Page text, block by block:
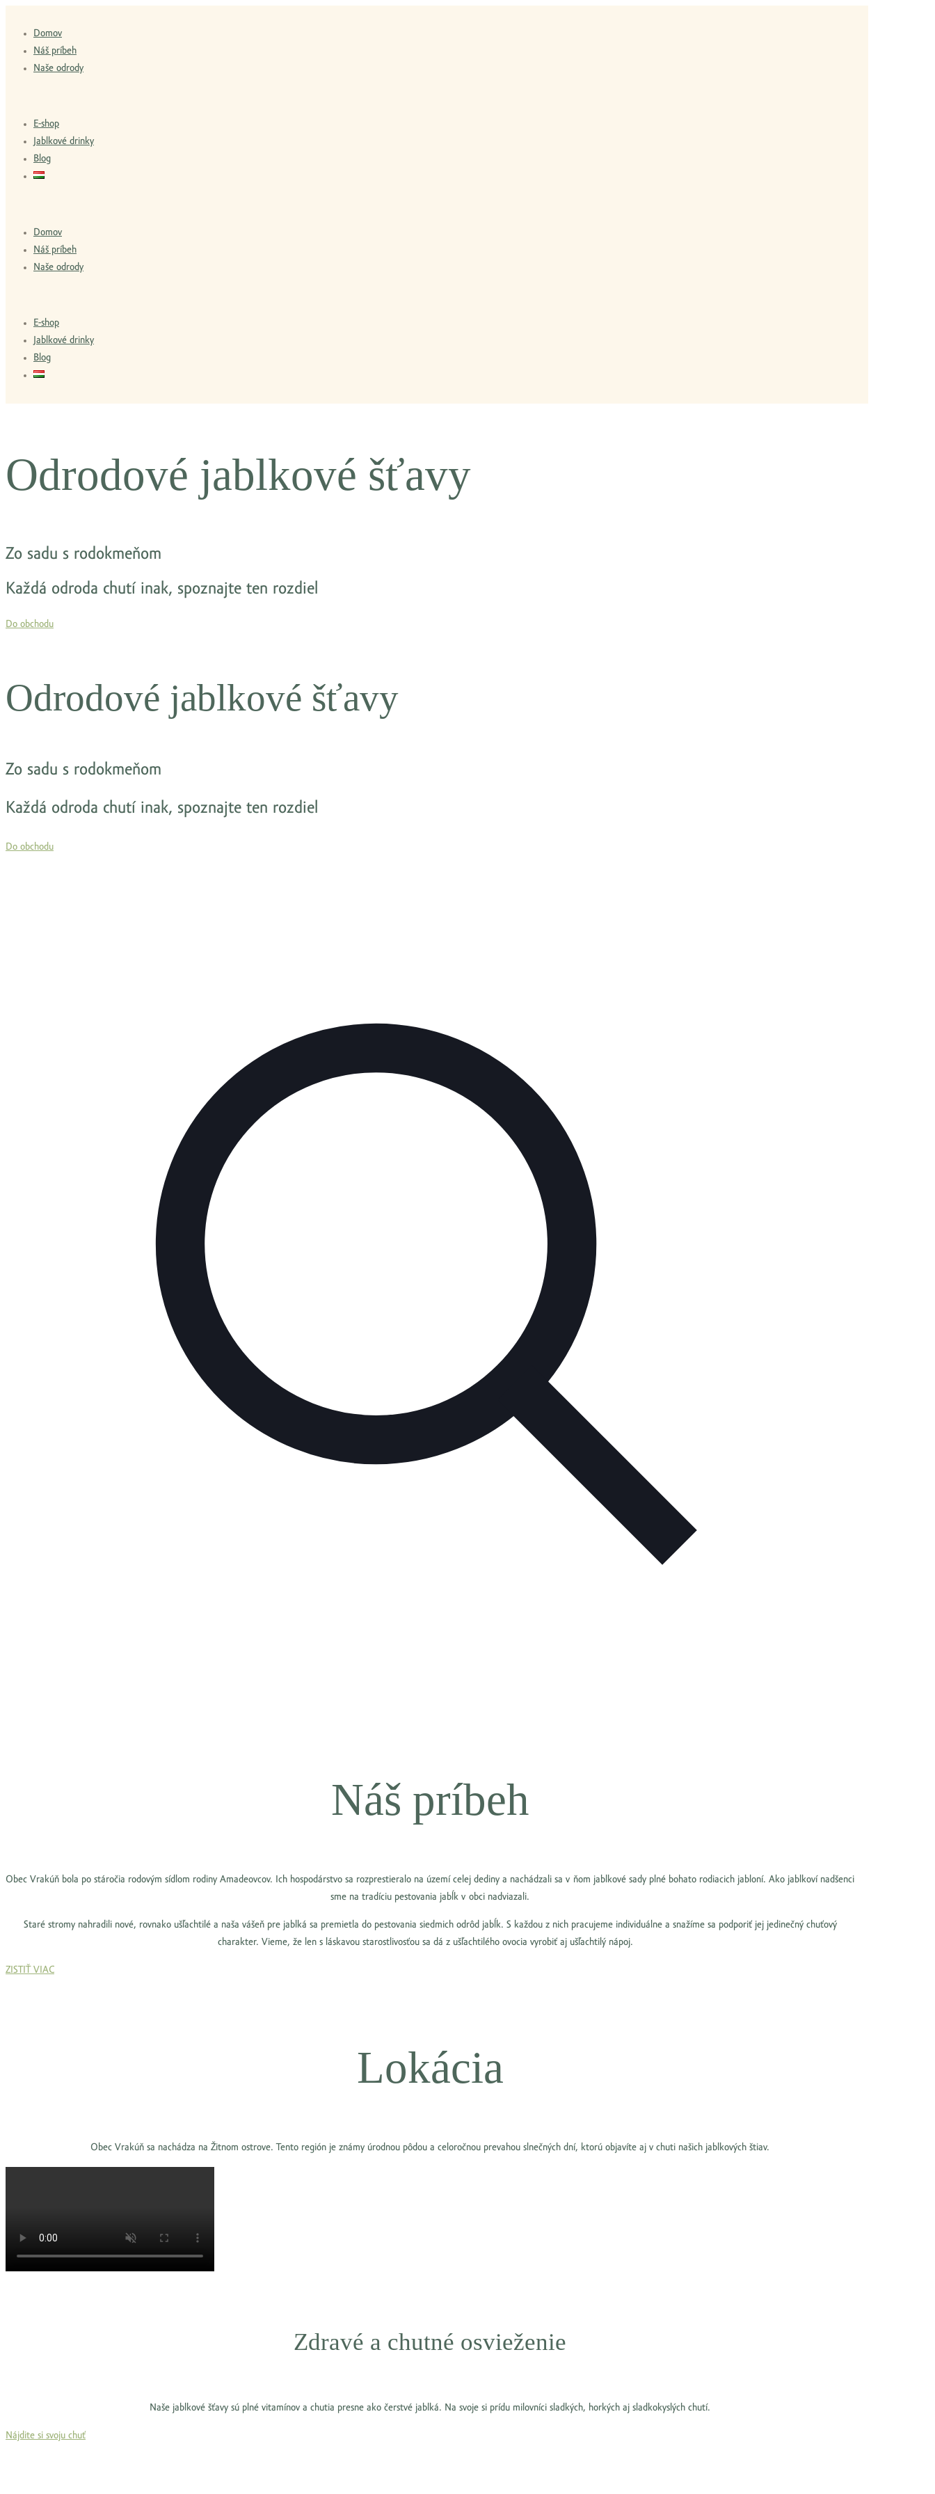
Domov
Náš príbeh
Naše odrody
E-shop
Jablkové drinky
Blog
Domov
Náš príbeh
Naše odrody
E-shop
Jablkové drinky
Blog
Odrodové jablkové šťavy
Zo sadu s rodokmeňom
Každá odroda chutí inak, spoznajte ten rozdiel
Do obchodu
Odrodové jablkové šťavy
Zo sadu s rodokmeňom
Každá odroda chutí inak, spoznajte ten rozdiel
Do obchodu
Náš príbeh
Obec Vrakúň bola po stáročia rodovým sídlom rodiny Amadeovcov. Ich hospodárstvo sa rozprestieralo na území celej dediny a nachádzali sa v ňom jablkové sady plné bohato rodiacich jabloní. Ako jablkoví nadšenci
sme na tradíciu pestovania jabĺk v obci nadviazali.
Staré stromy nahradili nové, rovnako ušľachtilé a naša vášeň pre jablká sa premietla do pestovania siedmich odrôd jabĺk. S každou z nich pracujeme individuálne a snažíme sa podporiť jej jedinečný chuťový
charakter. Vieme, že len s láskavou starostlivosťou sa dá z ušľachtilého ovocia vyrobiť aj ušľachtilý nápoj.
ZISTIŤ VIAC
Lokácia
Obec Vrakúň sa nachádza na Žitnom ostrove. Tento región je známy úrodnou pôdou a celoročnou prevahou slnečných dní, ktorú objavíte aj v chuti našich jablkových štiav.
Zdravé a chutné osvieženie
Naše jablkové šťavy sú plné vitamínov a chutia presne ako čerstvé jablká. Na svoje si prídu milovníci sladkých, horkých aj sladkokyslých chutí.
Nájdite si svoju chuť